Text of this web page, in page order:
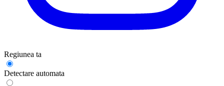
Regiunea ta
Detectare automata